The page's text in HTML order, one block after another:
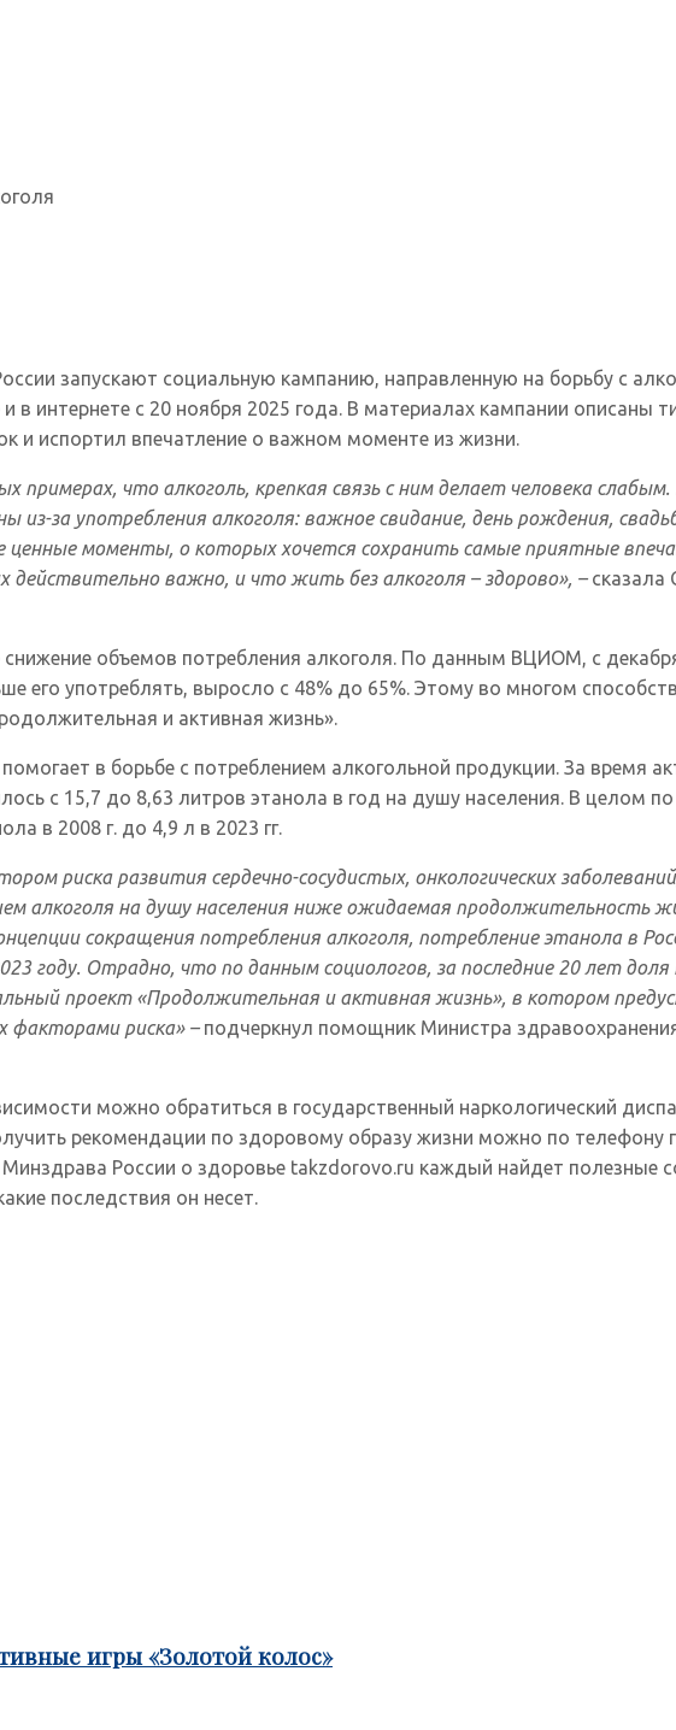
запускают социальную кампанию, направленную на борьбу с
в интернете с 20 ноября 2025 года. В материалах кампании описаны
и испортил впечатление о важном моменте из жизни.
примерах, что алкоголь, крепкая связь с ним делает человека
за употребления алкоголя: важное свидание, день рождения,
ценные моменты, о которых хочется сохранить самые приятные
важно, и что жить без алкоголя – здорово», – сказала
объемов потребления алкоголя. По данным ВЦИОМ, с
его употреблять, выросло с 48% до 65%. Этому во многом
и активная жизнь».
в борьбе с потреблением алкогольной продукции. За время
с 15,7 до 8,63 литров этанола в год на душу населения. В целом
в 2008 г. до 4,9 л в 2023 гг.
риска развития сердечно-сосудистых, онкологических
алкоголя на душу населения ниже ожидаемая продолжительность
сокращения потребления алкоголя, потребление этанола в
году. Отрадно, что по данным социологов, за последние 20 лет
проект «Продолжительная и активная жизнь», в котором
факторами риска» – подчеркнул помощник Министра
можно обратиться в государственный наркологический
рекомендации по здоровому образу жизни можно по телефону
России о здоровье takzdorovo.ru каждый найдет полезные
последствия он несет.
игры «Золотой колос»